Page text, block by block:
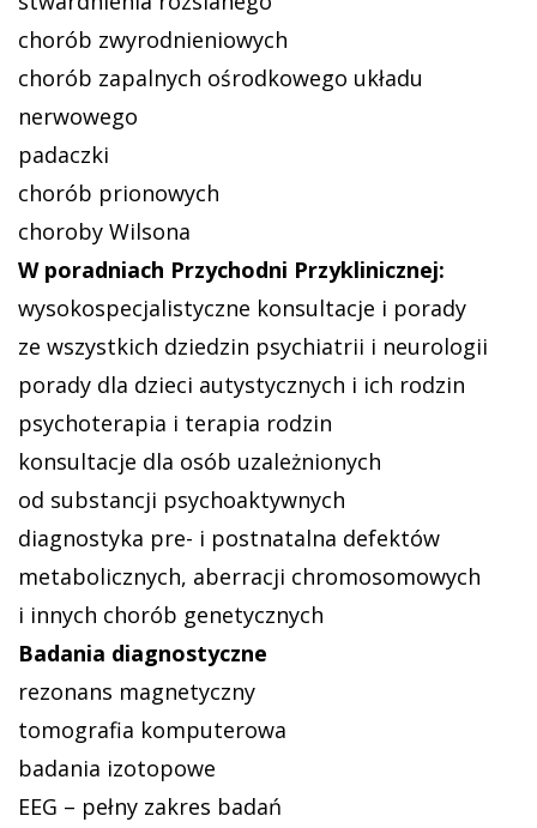
chorób zwyrodnieniowych
chorób zapalnych ośrodkowego układu
nerwowego
padaczki
chorób prionowych
choroby Wilsona
W poradniach Przychodni Przyklinicznej:
wysokospecjalistyczne konsultacje i porady
ze wszystkich dziedzin psychiatrii i neurologii
porady dla dzieci autystycznych i ich rodzin
psychoterapia i terapia rodzin
konsultacje dla osób uzależnionych
od substancji psychoaktywnych
diagnostyka pre- i postnatalna defektów
metabolicznych, aberracji chromosomowych
i innych chorób genetycznych
Badania diagnostyczne
rezonans magnetyczny
tomografia komputerowa
badania izotopowe
EEG – pełny zakres badań